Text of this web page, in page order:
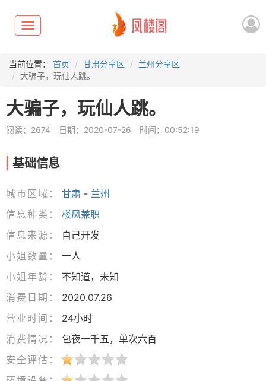
Toggle
navigation
当前位置： 首页 甘肃分享区
兰州分享区
大骗子，玩仙人跳。
大骗子，玩仙人跳。
阅读：2674 日期：2020-07-26 时间：00:52:19
基础信息
城市区域： 甘肃 - 兰州
信息种类：
楼凤兼职
信息来源：
自己开发
小姐数量：
一人
小姐年龄：
不知道，未知
消费日期：
2020.07.26
营业时间：
24小时
消费情况：
包夜一千五，单次六百
安全评估：